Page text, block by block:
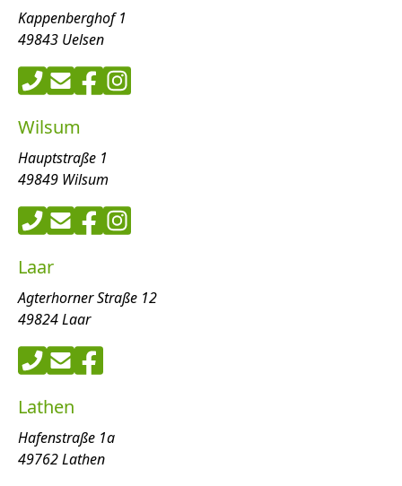
Kappenberghof 1
49843 Uelsen
Wilsum
Hauptstraße 1
49849 Wilsum
Laar
Agterhorner Straße 12
49824 Laar
Lathen
Hafenstraße 1a
49762 Lathen